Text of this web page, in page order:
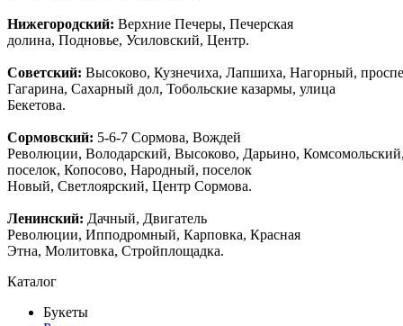
Нижегородский: Верхние Печеры, Печерская
долина, Подновье, Усиловский, Центр.
Советский: Высоково, Кузнечиха, Лапшиха, Нагорный,
Гагарина, Сахарный дол, Тобольские казармы, улица
Бекетова.
Сормовский: 5-6-7 Сормова, Вождей
Революции, Володарский, Высоково, Дарьино,
поселок, Копосово, Народный, поселок
Новый, Светлоярский, Центр Сормова.
Ленинский: Дачный, Двигатель
Революции, Ипподромный, Карповка, Красная
Этна, Молитовка, Стройплощадка.
Каталог
Букеты